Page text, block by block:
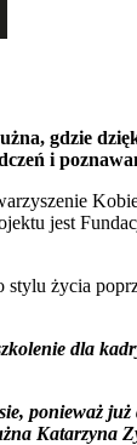
gdzie
i
jest
życia
dla
ponieważ
Katarzyna